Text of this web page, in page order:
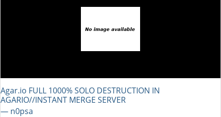
Agar.io FULL 1000% SOLO DESTRUCTION IN
AGARIO//INSTANT MERGE SERVER
― n0psa